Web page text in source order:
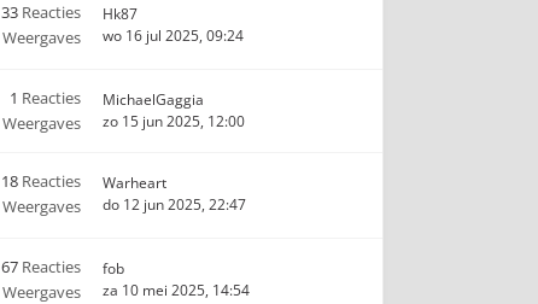
33 Reacties
Weergaves
Hk87
wo 16 jul 2025, 09:24
1 Reacties
Weergaves
MichaelGaggia
zo 15 jun 2025, 12:00
18 Reacties
Weergaves
Warheart
do 12 jun 2025, 22:47
67 Reacties
Weergaves
fob
za 10 mei 2025, 14:54